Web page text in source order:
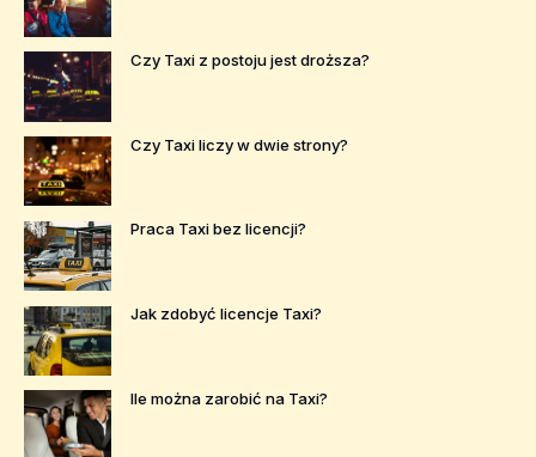
Czy Taxi z postoju jest droższa?
Czy Taxi liczy w dwie strony?
Praca Taxi bez licencji?
Jak zdobyć licencje Taxi?
Ile można zarobić na Taxi?